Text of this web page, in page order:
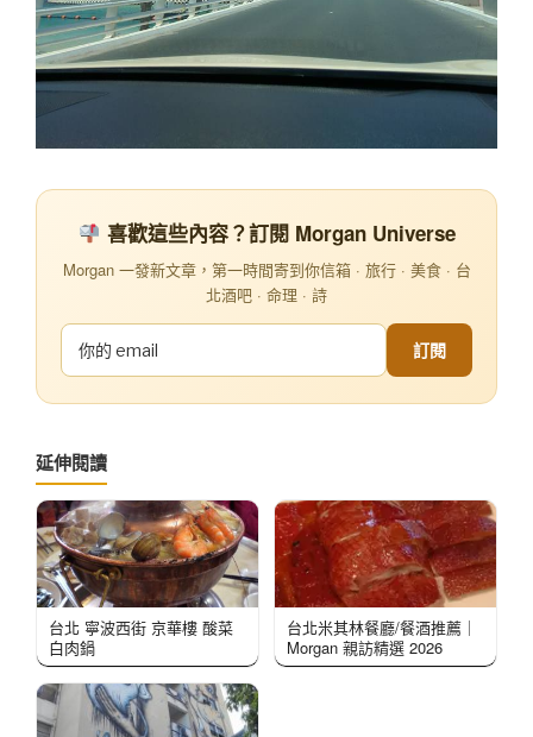
喜歡這些內容？訂閱 Morgan Universe
Morgan 一發新文章，第一時間寄到你信箱 · 旅行 · 美食 · 台
北酒吧 · 命理 · 詩
訂閱
延伸閱讀
台北 寧波西街 京華樓 酸菜
白肉鍋
台北米其林餐廳/餐酒推薦｜
Morgan 親訪精選 2026